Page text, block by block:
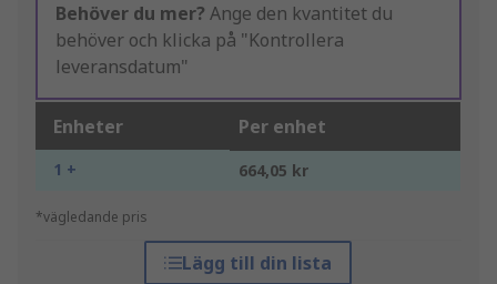
Behöver du mer? Ange den kvantitet du
behöver och klicka på "Kontrollera
leveransdatum"
Enheter Per enhet
1 + 664,05 kr
*vägledande pris
Lägg till din lista